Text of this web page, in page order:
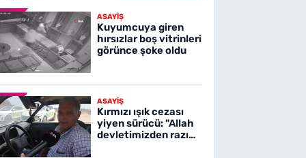
ASAYİŞ
Kuyumcuya giren
hırsızlar boş vitrinleri
görünce şoke oldu
ASAYİŞ
Kırmızı ışık cezası
yiyen sürücü: "Allah
devletimizden razı